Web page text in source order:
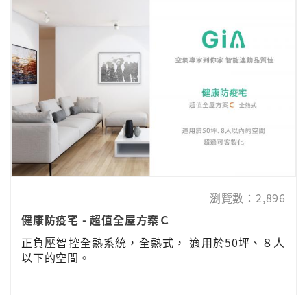
瀏覽數：2,896
健康防疫宅 - 超值全屋方案Ｃ
正負壓智控全熱系統，全熱式， 適用於50坪、８人
以下的空間。